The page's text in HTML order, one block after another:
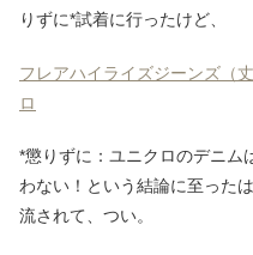
りずに*試着に行ったけど、
フレアハイライズジーンズ（
ロ
*懲りずに：ユニクロのデニム
わない！という結論に至った
流されて、つい。